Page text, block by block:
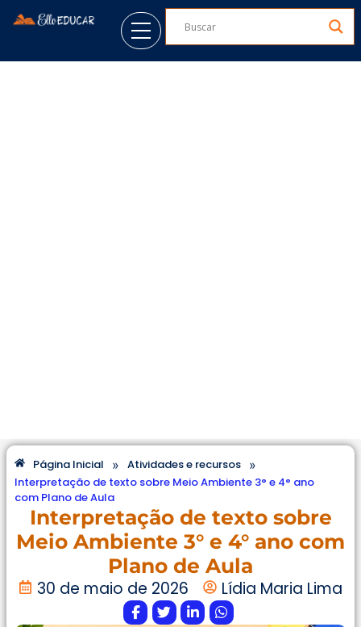
Página Inicial » Atividades e recursos »
Interpretação de texto sobre Meio Ambiente 3° e 4° ano
com Plano de Aula
Interpretação de texto sobre
Meio Ambiente 3° e 4° ano com
Plano de Aula
30 de maio de 2026 Lídia Maria Lima